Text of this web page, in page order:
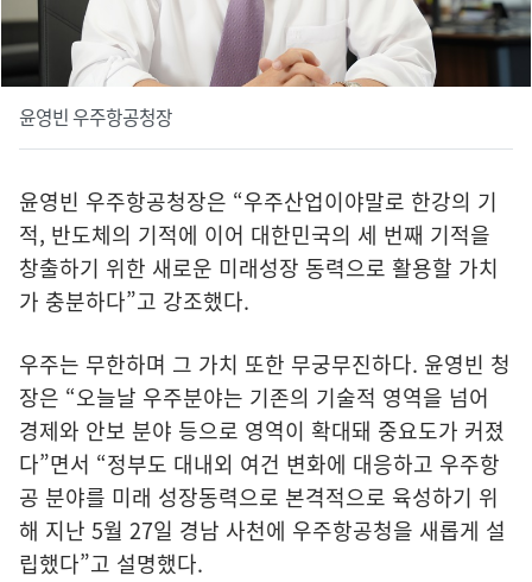
윤영빈 우주항공청장
윤영빈 우주항공청장은 “우주산업이야말로 한강의 기
적, 반도체의 기적에 이어 대한민국의 세 번째 기적을
창출하기 위한 새로운 미래성장 동력으로 활용할 가치
가 충분하다”고 강조했다.
우주는 무한하며 그 가치 또한 무궁무진하다. 윤영빈 청
장은 “오늘날 우주분야는 기존의 기술적 영역을 넘어
경제와 안보 분야 등으로 영역이 확대돼 중요도가 커졌
다”면서 “정부도 대내외 여건 변화에 대응하고 우주항
공 분야를 미래 성장동력으로 본격적으로 육성하기 위
해 지난 5월 27일 경남 사천에 우주항공청을 새롭게 설
립했다”고 설명했다.